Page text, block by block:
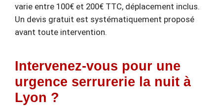
varie entre 100€ et 200€ TTC, déplacement inclus.
Un devis gratuit est systématiquement proposé
avant toute intervention.
Intervenez-vous pour une
urgence serrurerie la nuit à
Lyon ?